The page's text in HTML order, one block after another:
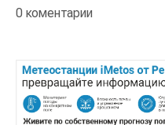
0 коментарии